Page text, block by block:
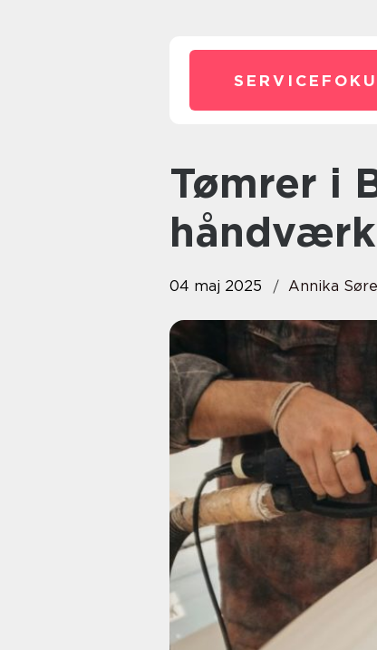
Tømrer i Ballerup: En guide til
04 maj 2025 Annika